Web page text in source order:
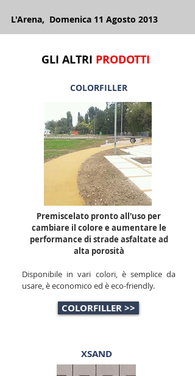
L'Arena, Domenica 11 Agosto 2013
GLI ALTRI PRODOTTI
COLORFILLER
Premiscelato pronto all'uso per
cambiare il colore e aumentare le
performance di strade asfaltate ad
alta porosità
Disponibile in vari colori, è semplice da
usare, è economico ed è eco-friendly.
COLORFILLER >>
XSAND